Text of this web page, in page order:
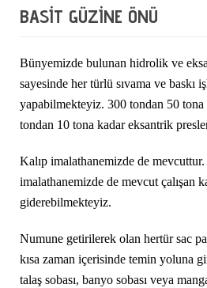
BASİT GÜZİNE ÖNÜ
Bünyemizde bulunan hidrolik ve
sayesinde her türlü sıvama ve baskı
yapabilmekteyiz. 300 tondan 50
tondan 10 tona kadar eksantrik
Kalıp imalathanemizde de mevcuttur.
imalathanemizde de mevcut çalışan
giderebilmekteyiz.
Numune getirilerek olan hertür sac
kısa zaman içerisinde temin yoluna
talaş sobası, banyo sobası veya